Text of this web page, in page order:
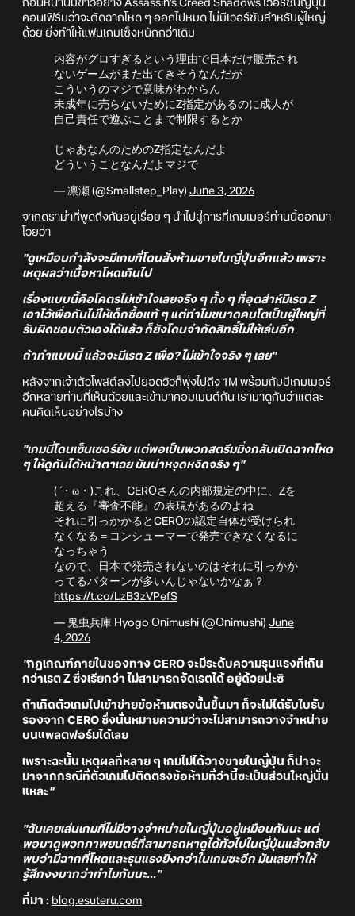
ก่อนหน้านี้มีข่าวอย่าง Assassin's Creed Shadows เวอร์ชันญี่ปุ่น
คอนเฟิร์มว่าจะตัดฉากโหด ๆ ออกไปหมด ไม่มีเวอร์ชันสำหรับผู้ใหญ่
ด้วย ยิ่งทำให้แฟนเกมเซ็งหนักกว่าเดิม
内容がグロすぎるという理由で日本だけ販売され
ないゲームがまた出てきそうなんだが
こういうのマジで意味がわからん
未成年に売らないためにZ指定があるのに成人が
自己責任で遊ぶことまで制限するとか
じゃあなんのためのZ指定なんだよ
どういうことなんだよマジで
— 凛瀬 (@Smallstep_Play) June 3, 2026
จากดราม่่าที่พูดถึงกันอยู่เรื่อย ๆ นำไปสู่การที่เกมเมอร์ท่านนี้ออกมา
โวยว่า
"ดูเหมือนกำลังจะมีเกมที่โดนสั่งห้ามขายในญี่ปุ่นอีกแล้ว เพราะ
เหตุผลว่าเนื้อหาโหดเกินไป
เรื่องแบบนี้คือโคตรไม่เข้าใจเลยจริง ๆ ทั้ง ๆ ที่อุตส่าห์มีเรต Z
เอาไว้เพื่อกันไม่ให้เด็กซื้อแท้ ๆ แต่ทำไมขนาดคนโตเป็นผู้ใหญ่ที่
รับผิดชอบตัวเองได้แล้ว ก็ยังโดนจำกัดสิทธิ์ไม่ให้เล่นอีก
ถ้าทำแบบนี้ แล้วจะมีเรต Z เพื่อ? ไม่เข้าใจจริง ๆ เลย"
หลังจากเจ้าตัวโพสต์ลงไปยอดวิวก็พุ่งไปถึง 1M พร้อมกับมีเกมเมอร์
อีกหลายท่านที่เห็นด้วยและเข้ามาคอมเมนต์กัน เรามาดูกันว่าแต่ละ
คนคิดเห็นอย่างไรบ้าง
"เกมนี่โดนเซ็นเซอร์ยับ แต่พอเป็นพวกสตรีมมิ่งกลับเปิดฉากโหด
ๆ ให้ดูกันได้หน้าตาเฉย มันน่าหงุดหงิดจริง ๆ"
(´・ω・)これ、CEROさんの内部規定の中に、Zを
超える『審査不能』の表現があるのよね
それに引っかかるとCEROの認定自体が受けられ
なくなる＝コンシューマーで発売できなくなるに
なっちゃう
なので、日本で発売されないのはそれに引っかか
ってるパターンが多いんじゃないかなぁ？
https://t.co/LzB3zVPefS
— 鬼虫兵庫 Hyogo Onimushi (@Onimushi) June
4, 2026
"กฎเกณฑ์ภายในของทาง CERO จะมีระดับความรุนแรงที่เกิน
กว่าเรต Z ซึ่งเรียกว่า ไม่สามารถจัดเรตได้ อยู่ด้วยน่ะซิ
ถ้าเกิดตัวเกมไปเข้าข่ายข้อห้ามตรงนั้นขึ้นมา ก็จะไม่ได้รับใบรับ
รองจาก CERO ซึ่งนั่นหมายความว่าจะไม่สามารถวางจำหน่าย
บนแพลตฟอร์มได้เลย
เพราะฉะนั้น เหตุผลที่หลาย ๆ เกมไม่ได้วางขายในญี่ปุ่น ก็น่าจะ
มาจากกรณีที่ตัวเกมไปติดตรงข้อห้ามที่ว่านี้ซะเป็นส่วนใหญ่นั่น
แหละ"
"ฉันเคยเล่นเกมที่ไม่มีวางจำหน่ายในญี่ปุ่นอยู่เหมือนกันนะ แต่
พอมาดูพวกภาพยนตร์ที่สามารถหาดูได้ทั่วไปในญี่ปุ่นแล้วกลับ
พบว่ามีฉากที่โหดและรุนแรงยิ่งกว่าในเกมซะอีก มันเลยทำให้
รู้สึกงงมากว่าทำไมกันนะ..."
ที่มา : blog.esuteru.com